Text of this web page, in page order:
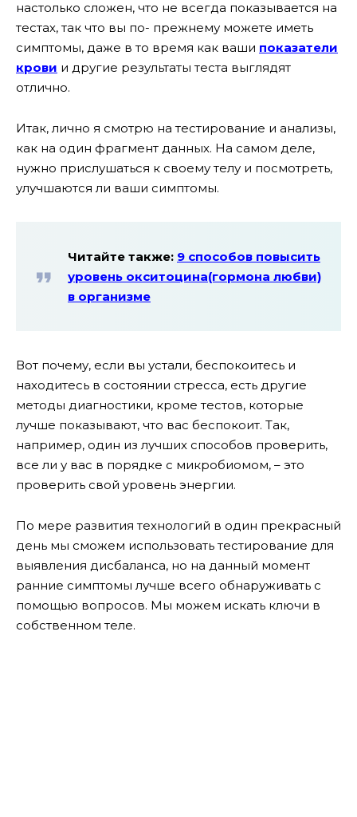
настолько сложен, что не всегда показывается на
тестах, так что вы по- прежнему можете иметь
симптомы, даже в то время как ваши показатели
крови и другие результаты теста выглядят
отлично.
Итак, лично я смотрю на тестирование и анализы,
как на один фрагмент данных. На самом деле,
нужно прислушаться к своему телу и посмотреть,
улучшаются ли ваши симптомы.
Читайте также: 9 способов повысить
уровень окситоцина(гормона любви)
в организме
Вот почему, если вы устали, беспокоитесь и
находитесь в состоянии стресса, есть другие
методы диагностики, кроме тестов, которые
лучше показывают, что вас беспокоит. Так,
например, один из лучших способов проверить,
все ли у вас в порядке с микробиомом, – это
проверить свой уровень энергии.
По мере развития технологий в один прекрасный
день мы сможем использовать тестирование для
выявления дисбаланса, но на данный момент
ранние симптомы лучше всего обнаруживать с
помощью вопросов. Мы можем искать ключи в
собственном теле.